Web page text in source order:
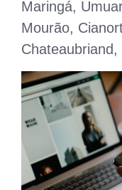
Maringá,
Mourão,